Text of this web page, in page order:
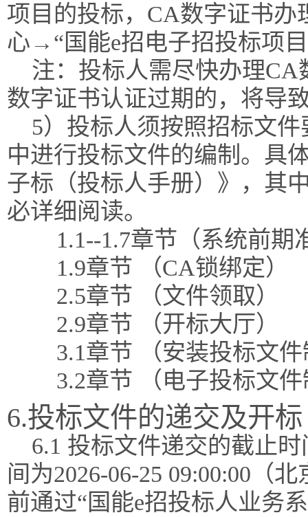
项目的投标，CA数字证书
心→“国能e招电子招投标项
注：投标人需尽快办理
数字证书认证过期的，将导
5）投标人须按照招标文
中进行投标文件的编制。具
子标（投标人手册）》，其
必详细阅读。
1.1--1.7章节（系统前期
1.9章节 （CA锁绑定）
2.5章节 （文件领取）
2.9章节 （开标大厅）
3.1章节 （安装投标文
3.2章节 （电子投标文
6.投标文件的递交及开标
6.1 投标文件递交的截止
间为2026-06-25 09:00:00（
前通过“国能e招投标人业务